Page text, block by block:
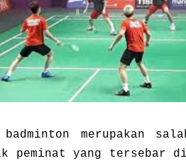
merupakan
peminat yang tersebar